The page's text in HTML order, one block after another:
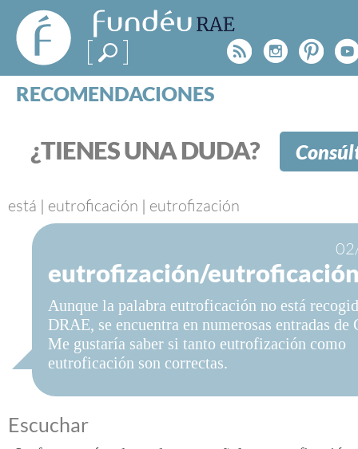
FundéuRAE
- Fundación
del Español
Urgente
Rss
RECOMENDACIONES
CATEGORÍAS
ESPECIALES
BLOG
NOTICIAS
SOBRE LA FUNDÉURAE
FundéuRAE es una fundación patrocinada por la
el buen uso del español en los medios de
Internet.
¿TIENES UNA DUDA?
está | eutroficación | eutrofización
eutrofización/
Aunque la palabra eutroficación no está
DRAE, se encuentra en numerosas entradas de
Me gustaría saber si tanto eutrofización como
eutroficación son correctas.
Escuchar